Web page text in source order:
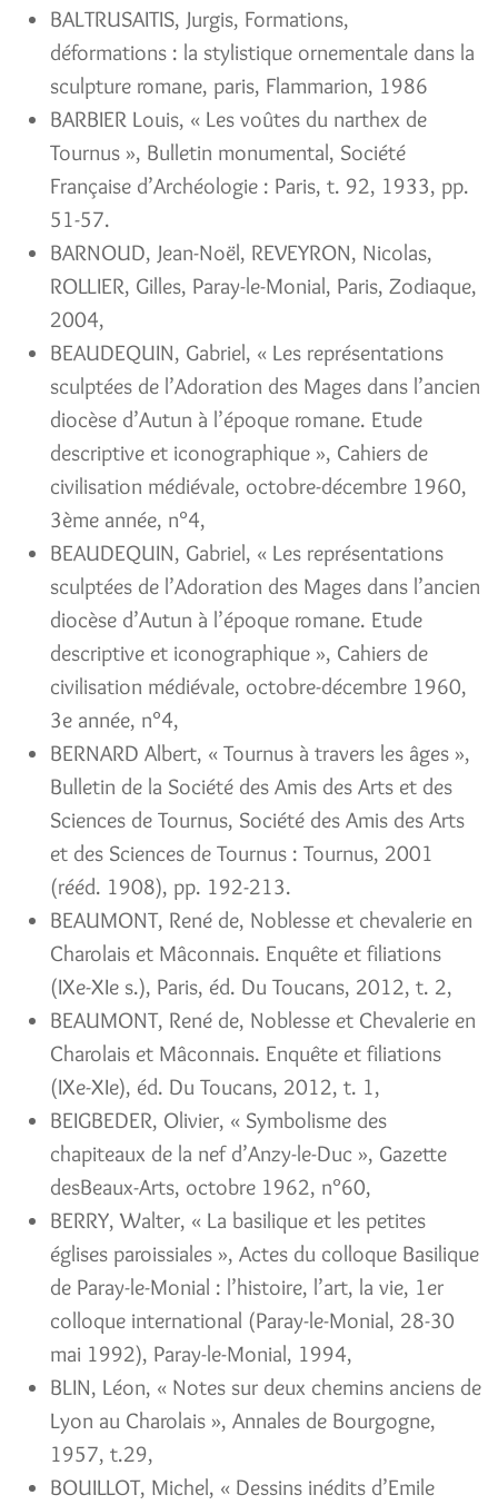
BALTRUSAITIS, Jurgis, Formations,
déformations : la stylistique ornementale dans la
sculpture romane, paris, Flammarion, 1986
BARBIER Louis, « Les voûtes du narthex de
Tournus », Bulletin monumental, Société
Française d’Archéologie : Paris, t. 92, 1933, pp.
51-57.
BARNOUD, Jean-Noël, REVEYRON, Nicolas,
ROLLIER, Gilles, Paray-le-Monial, Paris, Zodiaque,
2004,
BEAUDEQUIN, Gabriel, « Les représentations
sculptées de l’Adoration des Mages dans l’ancien
diocèse d’Autun à l’époque romane. Etude
descriptive et iconographique », Cahiers de
civilisation médiévale, octobre-décembre 1960,
3ème année, n°4,
BEAUDEQUIN, Gabriel, « Les représentations
sculptées de l’Adoration des Mages dans l’ancien
diocèse d’Autun à l’époque romane. Etude
descriptive et iconographique », Cahiers de
civilisation médiévale, octobre-décembre 1960,
3e année, n°4,
BERNARD Albert, « Tournus à travers les âges »,
Bulletin de la Société des Amis des Arts et des
Sciences de Tournus, Société des Amis des Arts
et des Sciences de Tournus : Tournus, 2001
(rééd. 1908), pp. 192-213.
BEAUMONT, René de, Noblesse et chevalerie en
Charolais et Mâconnais. Enquête et filiations
(IXe-XIe s.), Paris, éd. Du Toucans, 2012, t. 2,
BEAUMONT, René de, Noblesse et Chevalerie en
Charolais et Mâconnais. Enquête et filiations
(IXe-XIe), éd. Du Toucans, 2012, t. 1,
BEIGBEDER, Olivier, « Symbolisme des
chapiteaux de la nef d’Anzy-le-Duc », Gazette
desBeaux-Arts, octobre 1962, n°60,
BERRY, Walter, « La basilique et les petites
églises paroissiales », Actes du colloque Basilique
de Paray-le-Monial : l’histoire, l’art, la vie, 1er
colloque international (Paray-le-Monial, 28-30
mai 1992), Paray-le-Monial, 1994,
BLIN, Léon, « Notes sur deux chemins anciens de
Lyon au Charolais », Annales de Bourgogne,
1957, t.29,
BOUILLOT, Michel, « Dessins inédits d’Emile